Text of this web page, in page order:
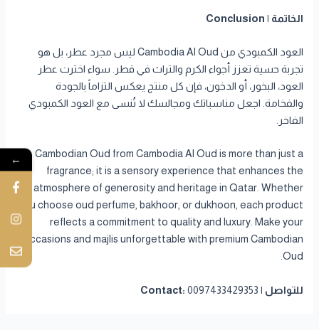
الخاتمة | Conclusion
العود الكمبودي من Cambodia Al Oud ليس مجرد عطر، بل هو
تجربة حسية تعزز أجواء الكرم والتراث في قطر. سواء اخترت عطر
العود، البخور، أو الدخون، فإن كل منتج يعكس التزاماً بالجودة
والفخامة. اجعل مناسباتك ومجالسك لا تُنسى مع العود الكمبودي
الفاخر.
Cambodian Oud from Cambodia Al Oud is more than just a
fragrance; it is a sensory experience that enhances the
atmosphere of generosity and heritage in Qatar. Whether
you choose oud perfume, bakhoor, or dukhoon, each product
reflects a commitment to quality and luxury. Make your
occasions and majlis unforgettable with premium Cambodian
Oud.
للتواصل | Contact: 0097433429353
←